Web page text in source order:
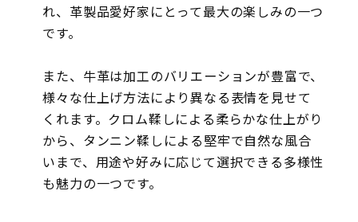
れ、革製品愛好家にとって最大の楽しみの一つ
です。
また、牛革は加工のバリエーションが豊富で、
様々な仕上げ方法により異なる表情を見せて
くれます。クロム鞣しによる柔らかな仕上がり
から、タンニン鞣しによる堅牢で自然な風合
いまで、用途や好みに応じて選択できる多様性
も魅力の一つです。